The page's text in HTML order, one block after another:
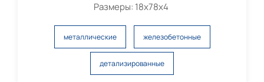
Размеры: 18х78х4
металлические железобетонные
детализированные